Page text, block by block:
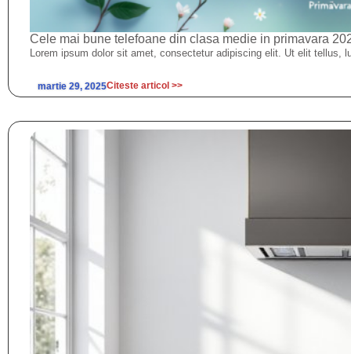
Cele mai bune telefoane din clasa medie in primavara
Lorem ipsum dolor sit amet, consectetur adipiscing elit. Ut elit tellus,
martie 29, 2025Citeste articol >>